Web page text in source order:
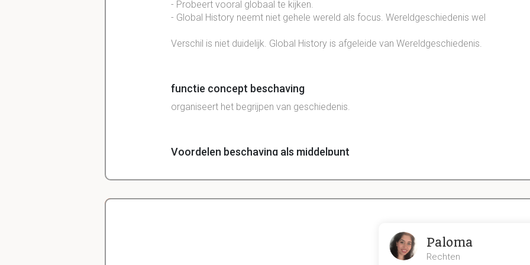
- Probeert vooral globaal te kijken.
- Global History neemt niet gehele wereld als focus. Wereldgeschiedenis wel
Verschil is niet duidelijk. Global History is afgeleide van Wereldgeschiedenis.
functie concept beschaving
organiseert het begrijpen van geschiedenis.
Voordelen beschaving als middelpunt
- helpt de beperkingen van verandering te begrijpen. Beschaving is een continuïteit
- maakt het mogelijk om te vergelijken
- beschaving als gesloten entiteit. Dat mag niet. Grenzen zijn vrij duidelijk
Paloma
Rechten